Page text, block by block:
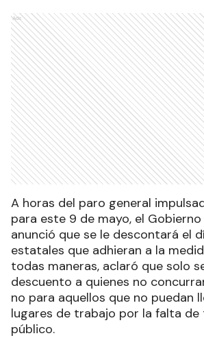
Ads
A horas del paro general
para este 9 de mayo, el
anunció que se le descontará el
estatales que adhieran a la
todas maneras, aclaró que solo
descuento a quienes no
no para aquellos que no puedan
lugares de trabajo por la falta
público.